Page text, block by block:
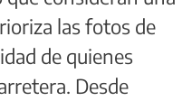
las fotos de
de quienes
Desde